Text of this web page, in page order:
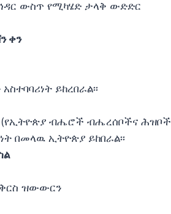
ኅዳር ውስጥ የሚካሄድ ታላቅ ውድድር
ቀን
ይከረበራል፡፡
(የኢትዮጵያ ብሔሮች ብሔረሰቦችና ሕዝቦች
በመላዉ ኢትዮጵያ ይከበራል፡፡
ዝውውርን